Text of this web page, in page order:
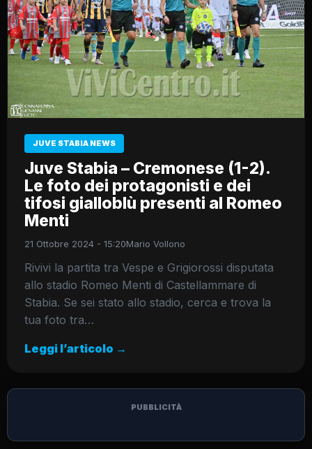
JUVE STABIA NEWS
Juve Stabia – Cremonese (1-2).
Le foto dei protagonisti e dei
tifosi gialloblù presenti al Romeo
Menti
21 Ottobre 2024 - 15:20Mario Vollono
Rivivi la partita tra Vespe e Grigiorossi disputata
allo stadio Romeo Menti di Castellammare di
Stabia. Se sei stato allo stadio, cerca e trova la
tua foto tra…
Leggi l’articolo →
PUBBLICITÀ